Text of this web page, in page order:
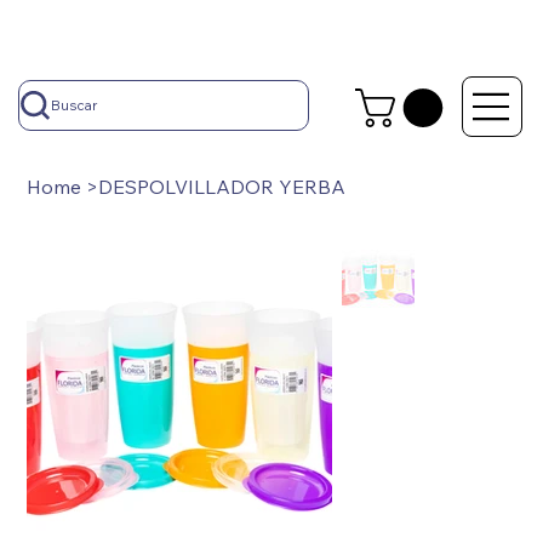
Buscar
Home >DESPOLVILLADOR YERBA